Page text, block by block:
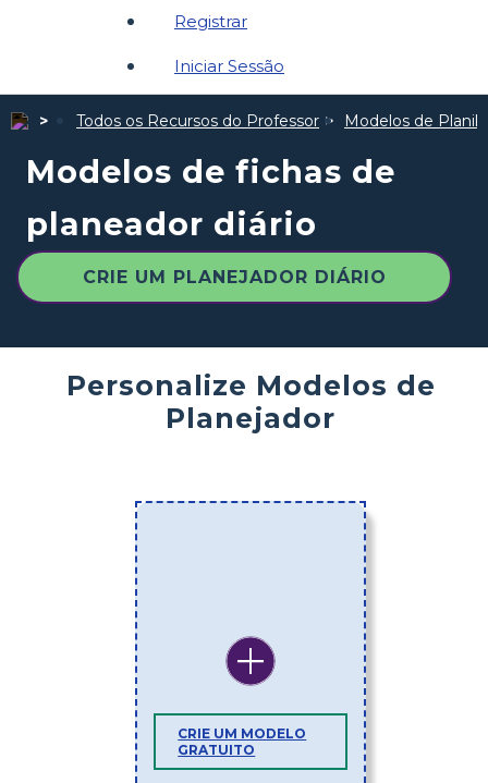
Registrar
Iniciar Sessão
Todos os Recursos do Professor Modelos de
Modelos de fichas de
planeador diário
CRIE UM PLANEJADOR DIÁRIO
Personalize Modelos de
Planejador
CRIE UM MODELO
GRATUITO